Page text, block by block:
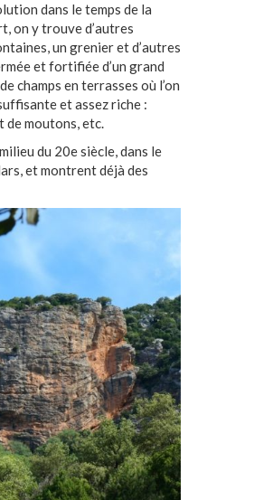
dans le temps de la
on y trouve d’autres
un grenier et d’autres
et fortifiée d’un grand
champs en terrasses où l’on
et assez riche :
de moutons, etc.
du 20e siècle, dans le
et montrent déjà des